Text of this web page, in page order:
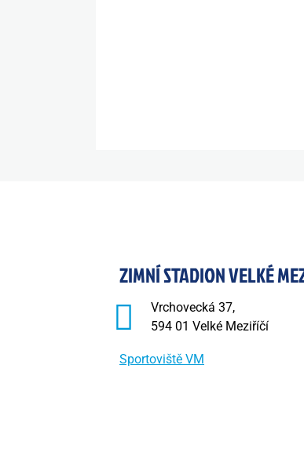
ZIMNÍ STADION VELKÉ
Vrchovecká 37,
594 01 Velké Meziříčí
Sportoviště VM